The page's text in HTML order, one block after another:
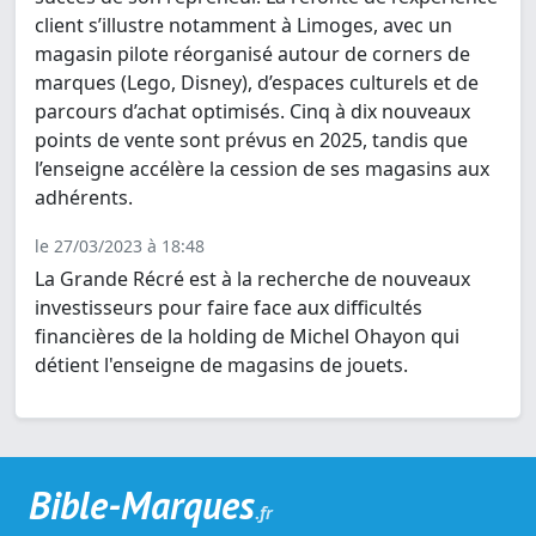
client s’illustre notamment à Limoges, avec un
magasin pilote réorganisé autour de corners de
marques (Lego, Disney), d’espaces culturels et de
parcours d’achat optimisés. Cinq à dix nouveaux
points de vente sont prévus en 2025, tandis que
l’enseigne accélère la cession de ses magasins aux
adhérents.
le 27/03/2023 à 18:48
La Grande Récré est à la recherche de nouveaux
investisseurs pour faire face aux difficultés
financières de la holding de Michel Ohayon qui
détient l'enseigne de magasins de jouets.
Bible-Marques.fr